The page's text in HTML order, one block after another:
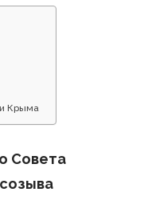
Крыма
Совета